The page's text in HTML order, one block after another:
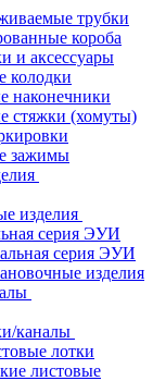
трубки
короба
и аксессуары
колодки
наконечники
стяжки (хомуты)
зажимы
изделия
серия ЭУИ
серия ЭУИ
изделия
каналы
лотки
листовые